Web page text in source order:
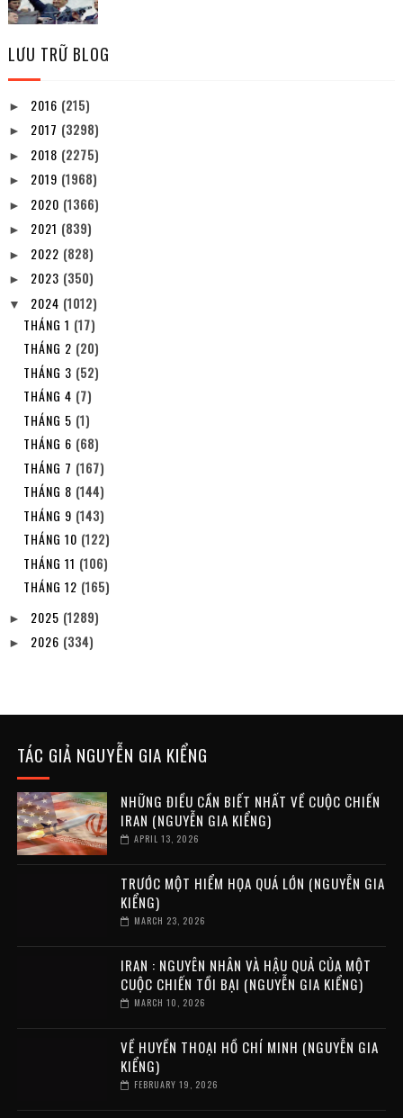
LƯU TRỮ BLOG
► 2016 (215)
► 2017 (3298)
► 2018 (2275)
► 2019 (1968)
► 2020 (1366)
► 2021 (839)
► 2022 (828)
► 2023 (350)
▼ 2024 (1012)
THÁNG 1 (17)
THÁNG 2 (20)
THÁNG 3 (52)
THÁNG 4 (7)
THÁNG 5 (1)
THÁNG 6 (68)
THÁNG 7 (167)
THÁNG 8 (144)
THÁNG 9 (143)
THÁNG 10 (122)
THÁNG 11 (106)
THÁNG 12 (165)
► 2025 (1289)
► 2026 (334)
TÁC GIẢ NGUYỄN GIA KIỂNG
NHỮNG ĐIỀU CẦN BIẾT NHẤT VỀ CUỘC CHIẾN
IRAN (NGUYỄN GIA KIỂNG)
APRIL 13, 2026
TRƯỚC MỘT HIỂM HỌA QUÁ LỚN (NGUYỄN GIA
KIỂNG)
MARCH 23, 2026
IRAN : NGUYÊN NHÂN VÀ HẬU QUẢ CỦA MỘT
CUỘC CHIẾN TỒI BẠI (NGUYỄN GIA KIỂNG)
MARCH 10, 2026
VỀ HUYỀN THOẠI HỒ CHÍ MINH (NGUYỄN GIA
KIỂNG)
FEBRUARY 19, 2026